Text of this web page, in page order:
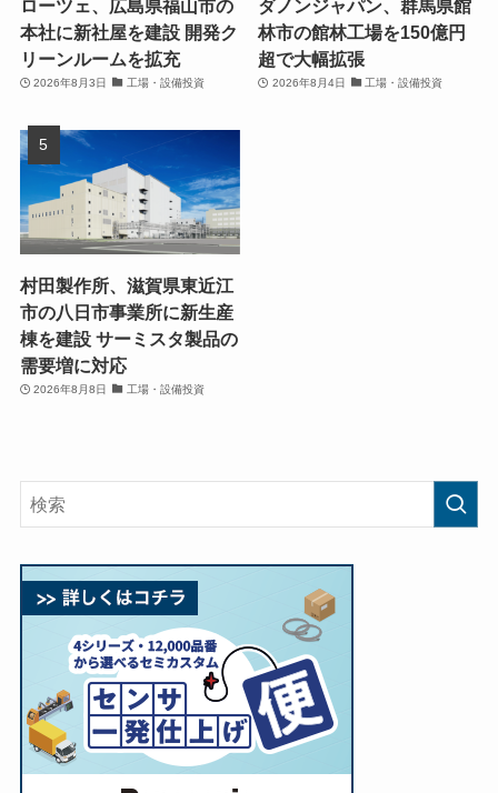
ローツェ、広島県福山市の
本社に新社屋を建設 開発ク
リーンルームを拡充
2026年8月3日 工場・設備投資
ダノンジャパン、群馬県館
林市の館林工場を150億円
超で大幅拡張
2026年8月4日 工場・設備投資
村田製作所、滋賀県東近江
市の八日市事業所に新生産
棟を建設 サーミスタ製品の
需要増に対応
2026年8月8日 工場・設備投資